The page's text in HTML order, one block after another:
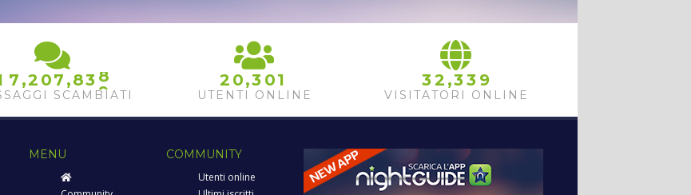
7 ,2 07 ,83 9
SCAMBIATI
2 0,3 01
UTENTI ONLINE
32 ,33 9
VISITATORI ONLINE
MENU COMMUNITY
Utenti online